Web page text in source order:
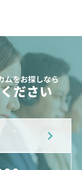
ムをお探しなら
ださい